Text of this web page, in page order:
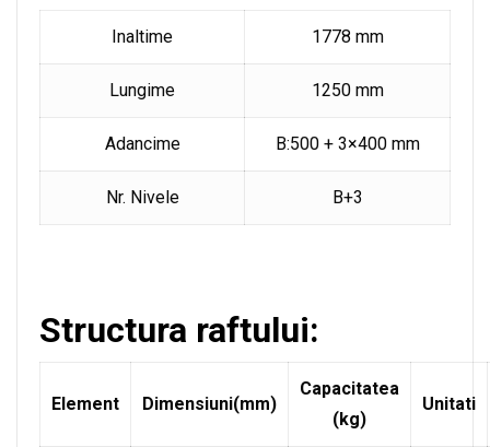
Inaltime 1778 mm
Lungime 1250 mm
Adancime B:500 + 3×400 mm
Nr. Nivele B+3
Structura raftului:
Element Dimensiuni(mm)
Capacitatea
(kg)
Unitati